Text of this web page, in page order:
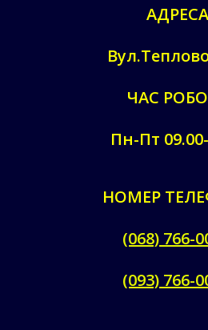
ЧАС
Пн-Пт
НОМЕР
(068) 766-
(093) 766-